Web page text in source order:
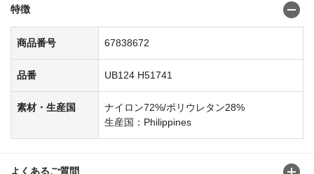
特徴
商品番号 67838672
品番 UB124 H51741
素材・生産国
ナイロン72%/ポリウレタン28%
生産国：Philippines
よくあるご質問